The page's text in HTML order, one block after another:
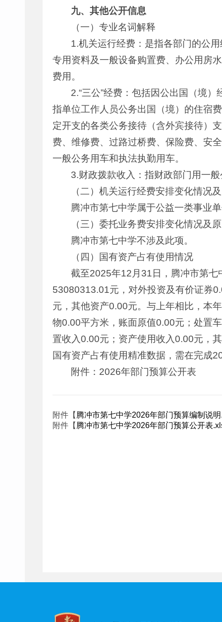
九、其他公开信息
（一）专业名词解释
1.机关运行经费：是指各部门的公
专用资料及一般设备购置费、办公用房
费用。
2.“三公”经费：包括因公出国（境
指单位工作人员公务出国（境）的住宿
定开支的各类公务接待（含外宾接待）
费、维修费、过路过桥费、保险费、安
一般公务用车和执法执勤用车。
3.财政拨款收入：指财政部门用一
（二）机关运行经费安排变化情况
腾冲市第七中学属于公益一类事业
（三）委托业务费安排变化情况及
腾冲市第七中学不涉及此项。
（四）国有资产占有使用情况
截至2025年12月31日，腾冲市第
53080313.01元，对外投资及有价证券
元，其他资产0.00元。与上年相比，本
物0.00平方米，账面原值0.00元；处置
置收入0.00元；资产使用收入0.00元，
国有资产占有使用精准数据，需在完成
附件：2026年部门预算公开表
附件【 腾冲市第七中学2026年部门预算编制说
附件【 腾冲市第七中学2026年部门预算公开表